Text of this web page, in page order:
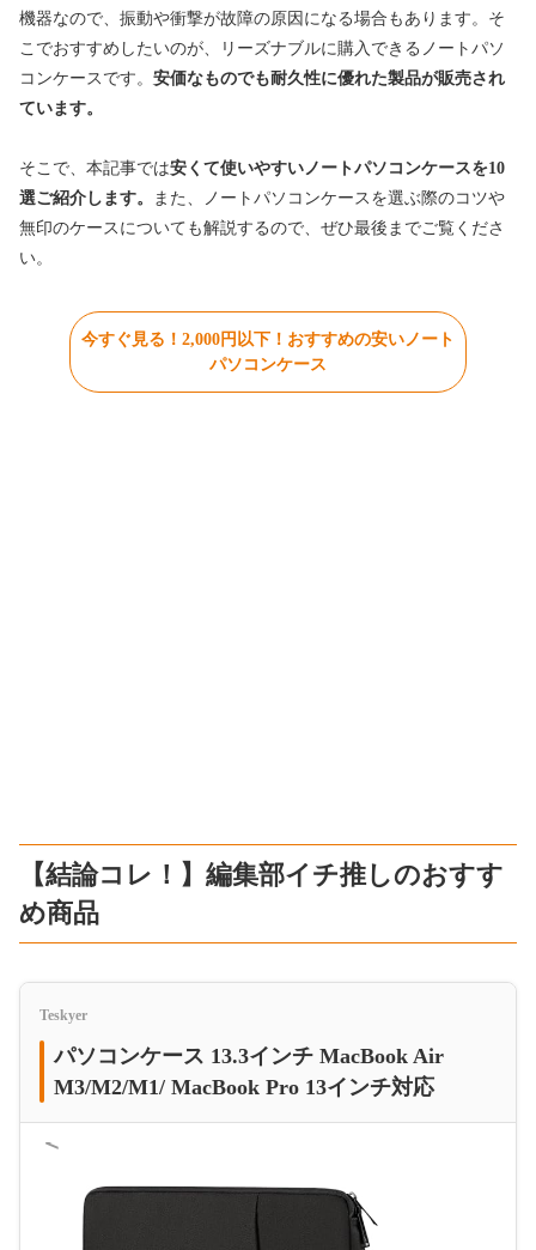
機器なので、振動や衝撃が故障の原因になる場合もあります。そ
こでおすすめしたいのが、リーズナブルに購入できるノートパソ
コンケースです。 安価なものでも耐久性に優れた製品が販売され
ています。
そこで、本記事では安くて使いやすいノートパソコンケースを10
選ご紹介します。
また、ノートパソコンケースを選ぶ際のコツや
無印のケースについても解説するので、ぜひ最後までご覧くださ
い。
今すぐ見る！2,000円以下！おすすめの安いノート
パソコンケース
【結論コレ！】編集部イチ推しのおすす
め商品
Teskyer
パソコンケース 13.3インチ MacBook Air
M3/M2/M1/ MacBook Pro 13インチ対応
＜